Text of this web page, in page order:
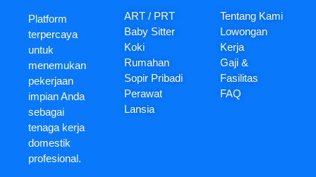
Platform
terpercaya
untuk
menemukan
pekerjaan
impian Anda
sebagai
tenaga kerja
domestik
profesional.
ART / PRT
Baby Sitter
Koki
Rumahan
Sopir Pribadi
Perawat
Lansia
Tentang Kami
Lowongan
Kerja
Gaji &
Fasilitas
FAQ